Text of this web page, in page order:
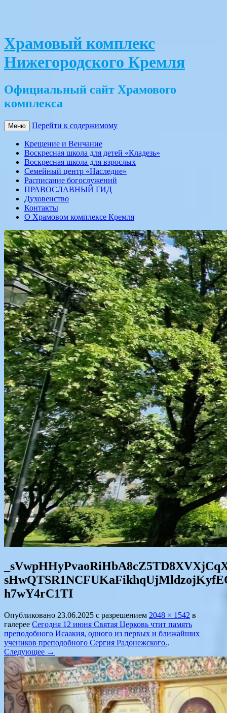
Храмовый комплекс
Нижегородского Кремля
Официальный сайт Храмового
комплекса
Меню Перейти к содержимому
Крещение и Венчание
Воскресная школа для детей «Кладезь»
Воскресная школа для взрослых
Семейный центр «Наследие»
Расписание богослужений
ПРАВОСЛАВНЫЙ ГИД
Духовенство
Контакты
О Храмовом комплексе Кремля
h7wY4rC1TI
Опубликовано 23.06.2025 с разрешением 2048 × 1542 в
галерее Сегодня 12 июня Святая Церковь чтит память
преподобного Исаакия, одного из первых и ближайших
учеников преподобного Сергия Радонежского..
Следующее →